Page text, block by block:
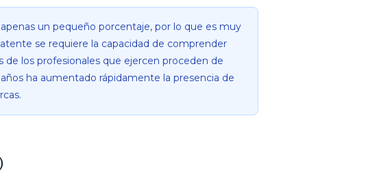
un pequeño porcentaje, por lo que es muy
se requiere la capacidad de comprender
los profesionales que ejercen proceden de
ha aumentado rápidamente la presencia de